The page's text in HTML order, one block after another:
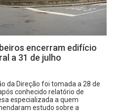
encerram edifício
a 31 de julho
da Direção foi tomada a 28 de
conhecido relatório de
especializada a quem
estudo sobre a